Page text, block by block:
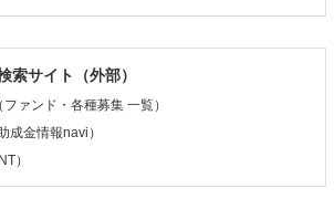
索サイト（外部）
ァンド・各種募集 一覧）
成金情報navi）
）